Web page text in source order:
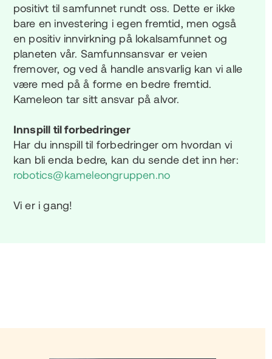
positivt til samfunnet rundt oss. Dette er ikke
bare en investering i egen fremtid, men også
en positiv innvirkning på lokalsamfunnet og
planeten vår. Samfunnsansvar er veien
fremover, og ved å handle ansvarlig kan vi alle
være med på å forme en bedre fremtid.
Kameleon tar sitt ansvar på alvor.
Innspill til forbedringer
Har du innspill til forbedringer om hvordan vi
kan bli enda bedre, kan du sende det inn her:
robotics@kameleongruppen.no
Vi er i gang!